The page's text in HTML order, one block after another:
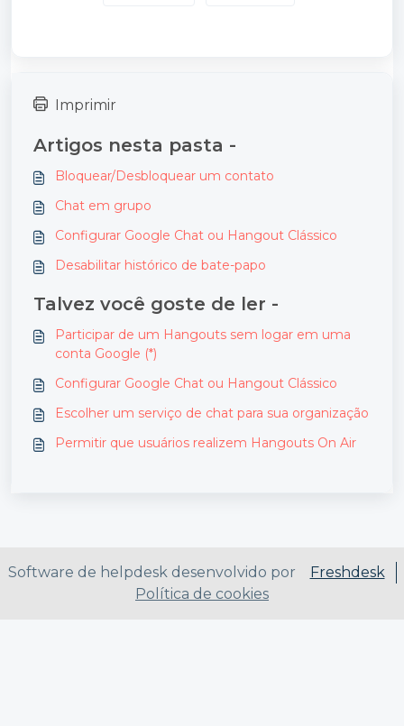
Imprimir
Artigos nesta pasta -
Bloquear/Desbloquear um contato
Chat em grupo
Configurar Google Chat ou Hangout Clássico
Desabilitar histórico de bate-papo
Talvez você goste de ler -
Participar de um Hangouts sem logar em uma
conta Google (*)
Configurar Google Chat ou Hangout Clássico
Escolher um serviço de chat para sua organização
Permitir que usuários realizem Hangouts On Air
Software de helpdesk desenvolvido por
Freshdesk
Política de cookies